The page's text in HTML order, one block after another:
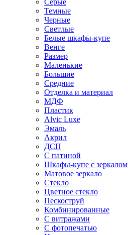
Серые
Темные
Черные
Светлые
Белые шкафы-купе
Венге
Размер
Маленькие
Большие
Средние
Отделка и материал
МДФ
Пластик
Alvic Luxe
Эмаль
Акрил
ДСП
С патиной
Шкафы-купе с зеркалом
Матовое зеркало
Стекло
Цветное стекло
Пескоструй
Комбинированные
С витражами
С фотопечатью